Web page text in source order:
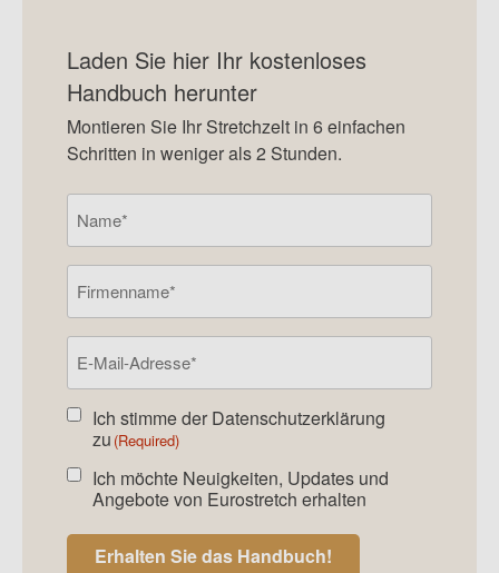
Laden Sie hier Ihr kostenloses
Handbuch herunter
Montieren Sie Ihr Stretchzelt in 6 einfachen
Schritten in weniger als 2 Stunden.
Mail-
Adresse
Einverstanden
Newsletter(Required)
Ich stimme der Datenschutzerklärung
zu (Required)
Einverstanden
Newsletter
Ich möchte Neuigkeiten, Updates und
Angebote von Eurostretch erhalten
Erhalten Sie das Handbuch!